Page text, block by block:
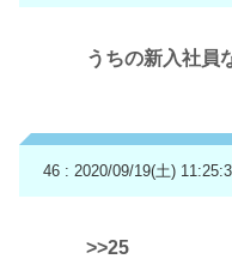
うちの新入社員
46 : 2020/09/19(土)
>>25